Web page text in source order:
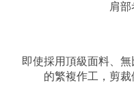
肩部
即使採用頂級面料、
的繁複作工，剪裁